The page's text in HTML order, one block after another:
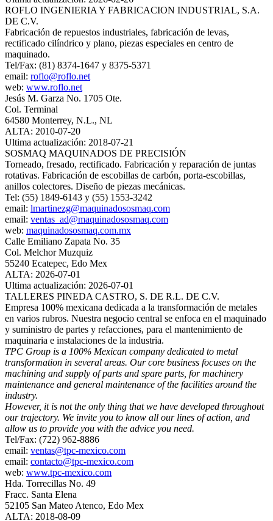
ROFLO INGENIERIA Y FABRICACION INDUSTRIAL, S.A.
DE C.V.
Fabricación de repuestos industriales, fabricación de levas,
rectificado cilíndrico y plano, piezas especiales en centro de
maquinado.
Tel/Fax: (81) 8374-1647 y 8375-5371
email: roflo@roflo.net
web: www.roflo.net
Jesús M. Garza No. 1705 Ote.
Col. Terminal
64580 Monterrey, N.L., NL
ALTA: 2010-07-20
Ultima actualización: 2018-07-21
SOSMAQ MAQUINADOS DE PRECISIÓN
Torneado, fresado, rectificado. Fabricación y reparación de juntas
rotativas. Fabricación de escobillas de carbón, porta-escobillas,
anillos colectores. Diseño de piezas mecánicas.
Tel: (55) 1849-6143 y (55) 1553-3242
email: lmartinezg@maquinadososmaq.com
email: ventas_ad@maquinadososmaq.com
web: maquinadososmaq.com.mx
Calle Emiliano Zapata No. 35
Col. Melchor Muzquiz
55240 Ecatepec, Edo Mex
ALTA: 2026-07-01
Ultima actualización: 2026-07-01
TALLERES PINEDA CASTRO, S. DE R.L. DE C.V.
Empresa 100% mexicana dedicada a la transformación de metales
en varios rubros. Nuestra negocio central se enfoca en el maquinado
y suministro de partes y refacciones, para el mantenimiento de
maquinaria e instalaciones de la industria.
TPC Group is a 100% Mexican company dedicated to metal
transformation in several areas. Our core business focuses on the
machining and supply of parts and spare parts, for machinery
maintenance and general maintenance of the facilities around the
industry.
However, it is not the only thing that we have developed throughout
our trajectory. We invite you to know all our lines of action, and
allow us to provide you with the advice you need.
Tel/Fax: (722) 962-8886
email: ventas@tpc-mexico.com
email: contacto@tpc-mexico.com
web: www.tpc-mexico.com
Hda. Torrecillas No. 49
Fracc. Santa Elena
52105 San Mateo Atenco, Edo Mex
ALTA: 2018-08-09